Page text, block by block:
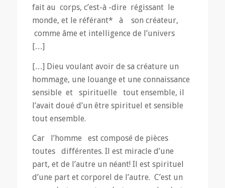
fait au corps, c’est-à -dire régissant le
monde, et le référant* à son créateur,
comme âme et intelligence de l’univers
[…]
[…] Dieu voulant avoir de sa créature un
hommage, une louange et une connaissance
sensible et spirituelle tout ensemble, il
l’avait doué d’un être spirituel et sensible
tout ensemble.
Car l’homme est composé de pièces
toutes différentes. Il est miracle d’une
part, et de l’autre un néant! Il est spirituel
d’une part et corporel de l’autre. C’est un